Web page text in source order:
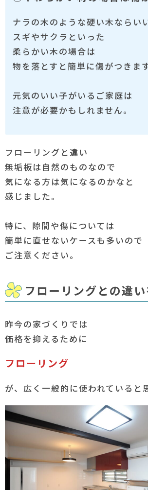
ナラの木のような硬い木ならい
スギやサクラといった
柔らかい木の場合は
物を落とすと簡単に傷がつきます
元気のいい子がいるご家庭は
注意が必要かもしれません。
フローリングと違い
無垢板は自然のものなので
気になる方は気になるのかなと
感じました。
特に、隙間や傷については
簡単に直せないケースも多いので
ご注意ください。
フローリングとの違
昨今の家づくりでは
価格を抑えるために
フローリング
が、広く一般的に使われていると